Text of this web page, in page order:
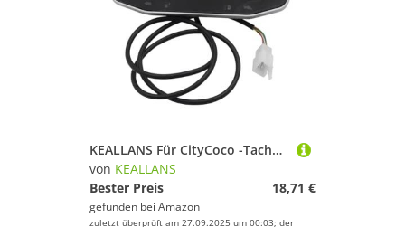
KEALLANS Für CityCoco -Tachometer -Batterie -Leistungsanzeige Tacho -LED -LED -Anzeigemesser 60 V 72 V für CityCoco Electric Scooter
von KEALLANS
Bester Preis
18,71 €
gefunden bei Amazon
zuletzt überprüft am 27.09.2025 um 00:03; der